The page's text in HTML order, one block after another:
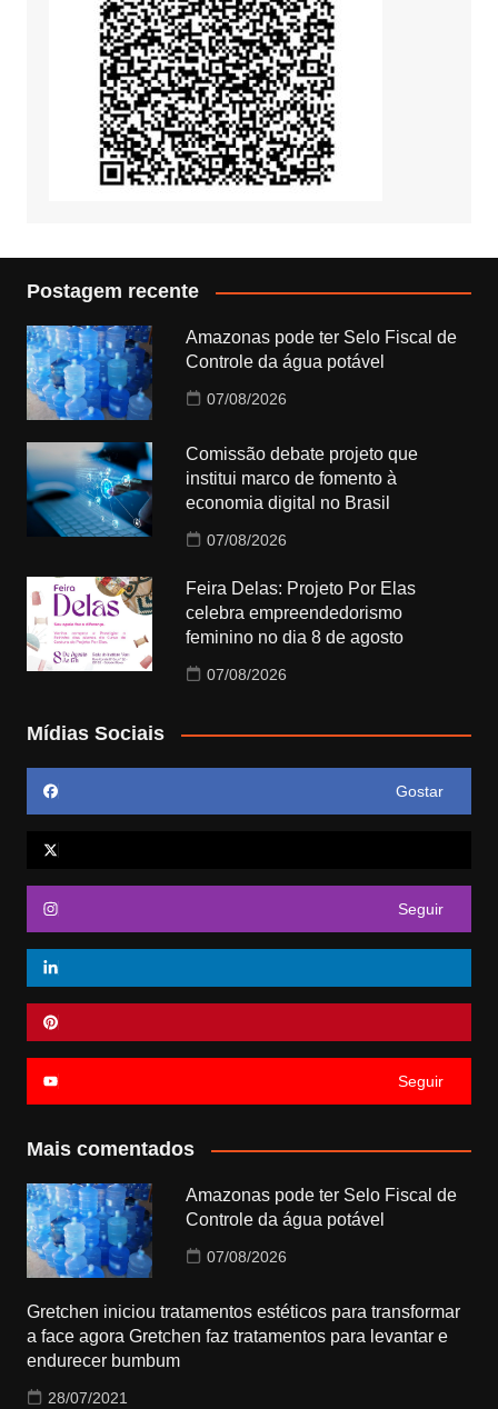
Postagem recente
Amazonas pode ter Selo Fiscal de
Controle da água potável
07/08/2026
Comissão debate projeto que
institui marco de fomento à
economia digital no Brasil
07/08/2026
Feira Delas: Projeto Por Elas
celebra empreendedorismo
feminino no dia 8 de agosto
07/08/2026
Mídias Sociais
Gostar
Seguir
Seguir
Mais comentados
Amazonas pode ter Selo Fiscal de
Controle da água potável
07/08/2026
Gretchen iniciou tratamentos estéticos para transformar
a face agora Gretchen faz tratamentos para levantar e
endurecer bumbum
28/07/2021